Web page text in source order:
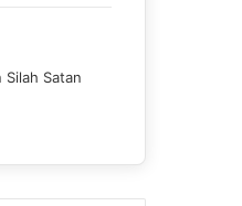
Silah Satan